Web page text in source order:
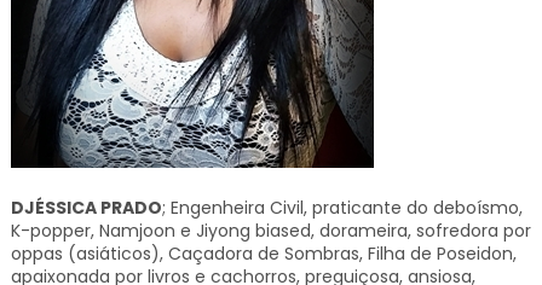
DJÉSSICA PRADO; Engenheira Civil, praticante do deboísmo,
K-popper, Namjoon e Jiyong biased, dorameira, sofredora por
oppas (asiáticos), Caçadora de Sombras, Filha de Poseidon,
apaixonada por livros e cachorros, preguiçosa, ansiosa,